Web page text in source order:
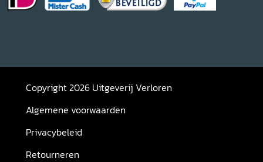
Copyright 2026 Uitgeverij Verloren
Algemene voorwaarden
Privacybeleid
Retourneren